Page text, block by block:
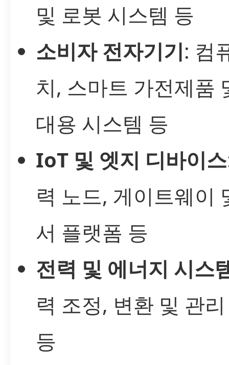
및 로봇 시스템 등
소비자 전자기기: 컴
치, 스마트 가전제품
대용 시스템 등
IoT 및 엣지 디바이스
력 노드, 게이트웨이
서 플랫폼 등
전력 및 에너지 시스
력 조정, 변환 및 관
등